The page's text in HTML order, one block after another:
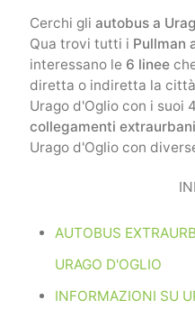
Cerchi gli autobus a
Qua trovi tutti i Pullman
interessano le 6 linee
diretta o indiretta la
Urago d'Oglio con i suoi
collegamenti extraurbani
Urago d'Oglio con
AUTOBUS
URAGO D'OGLIO
INFORMAZIONI SU